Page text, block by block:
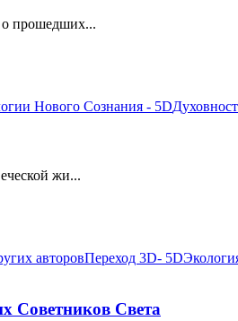
о прошедших...
Нового Сознания - 5D
жи...
авторовПереход 3D- 5D
Советников Света